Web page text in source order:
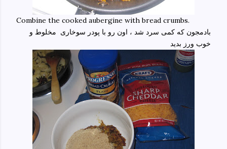
Combine the cooked aubergine with bread crumbs.
بادمجون که کمی سرد شد ، اون رو با پودر سوخاری مخلوط و
خوب ورز بدید